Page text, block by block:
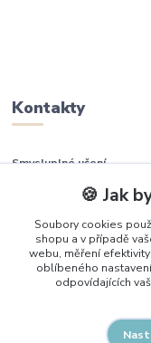
Kontakty
Smysluplné učení
+420 737 937 936🍪 Jak
Soubory cookies
shopu a v případě
webu, měření
oblíbeného
odpovídajících